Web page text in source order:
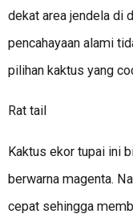
dekat area jendela di
pencahayaan alami
pilihan kaktus yang
Rat tail
Kaktus ekor tupai ini
berwarna magenta.
cepat sehingga